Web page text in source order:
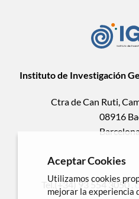
Instituto de Investigación
Ctra de Can Ruti,
08916
Tel.(+34) 93 554 3050 .
Aceptar Cookies
Utilizamos cookies
mejorar la experiencia